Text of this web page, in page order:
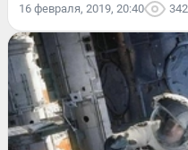
16 февраля, 2019, 20:40 342